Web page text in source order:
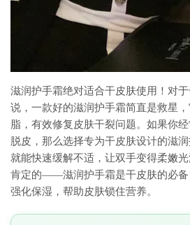
滋润护手霜绝对适合干皮肤使用！对
说，一款好的滋润护手霜简直是救星
脂，有效修复皮肤干裂问题。如果你经
脱皮，那么选择专为干皮肤设计的滋
就能快速缓解不适，让双手变得柔嫩
肯定的——滋润护手霜是干皮肤的必备
强化保湿，帮助皮肤锁住营养。